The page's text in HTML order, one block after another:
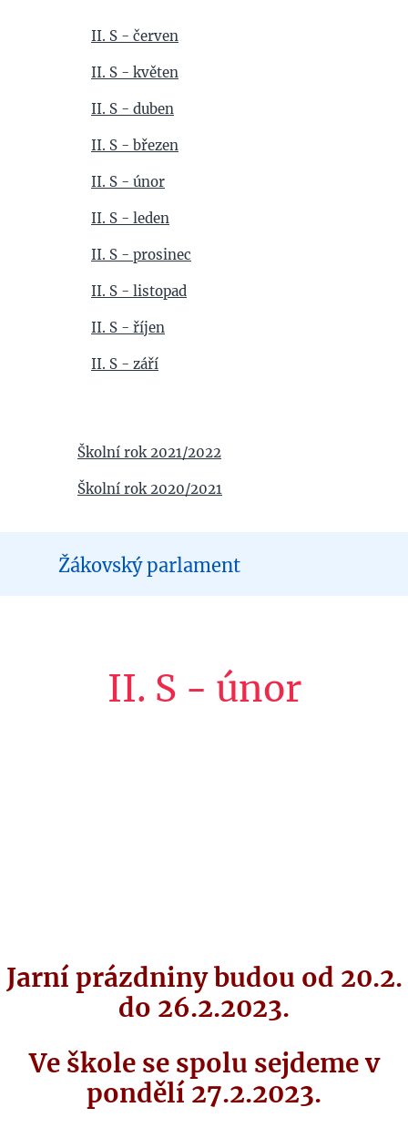
II. S - červen
II. S - květen
II. S - duben
II. S - březen
II. S - únor
II. S - leden
II. S - prosinec
II. S - listopad
II. S - říjen
II. S - září
Školní rok 2021/2022
Školní rok 2020/2021
Žákovský parlament
II. S - únor
Jarní prázdniny budou od 20.2.
do 26.2.2023.
Ve škole se spolu sejdeme v
pondělí 27.2.2023.